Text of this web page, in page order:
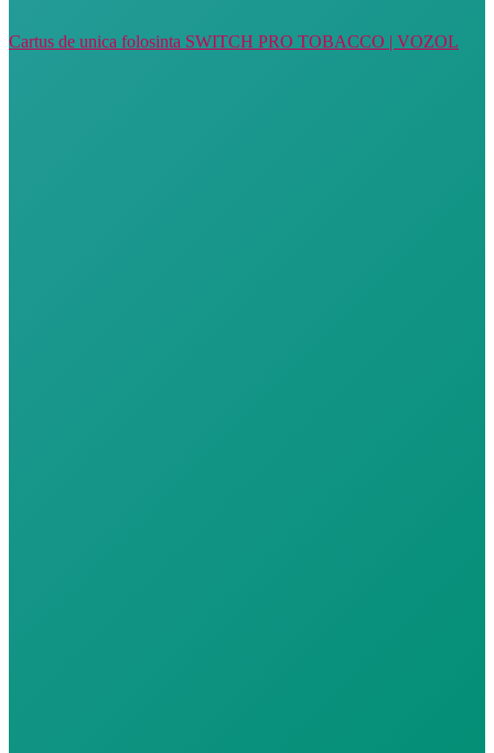
Cartus de unica folosinta SWITCH PRO TOBACCO | VOZOL